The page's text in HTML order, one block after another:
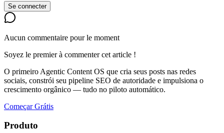
Se connecter
Aucun commentaire pour le moment
Soyez le premier à commenter cet article !
O primeiro Agentic Content OS que cria seus posts nas redes
sociais, constrói seu pipeline SEO de autoridade e impulsiona o
crescimento orgânico — tudo no piloto automático.
Começar Grátis
Produto